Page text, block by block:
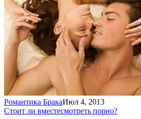
Романтика БракаИюл 4, 2013
Стоит ли вместесмотреть порно?